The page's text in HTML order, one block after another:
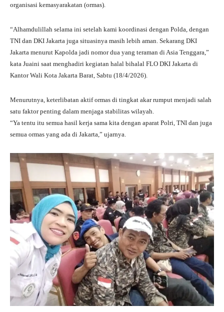
organisasi kemasyarakatan (ormas).
“Alhamdulillah selama ini setelah kami koordinasi dengan Polda, dengan
TNI dan DKI Jakarta juga situasinya masih lebih aman. Sekarang DKI
Jakarta menurut Kapolda jadi nomor dua yang teraman di Asia Tenggara,”
kata Juaini saat menghadiri kegiatan halal bihalal FLO DKI Jakarta di
Kantor Wali Kota Jakarta Barat, Sabtu (18/4/2026).
Menurutnya, keterlibatan aktif ormas di tingkat akar rumput menjadi salah
satu faktor penting dalam menjaga stabilitas wilayah.
“Ya tentu itu semua hasil kerja sama kita dengan aparat Polri, TNI dan juga
semua ormas yang ada di Jakarta,” ujarnya.